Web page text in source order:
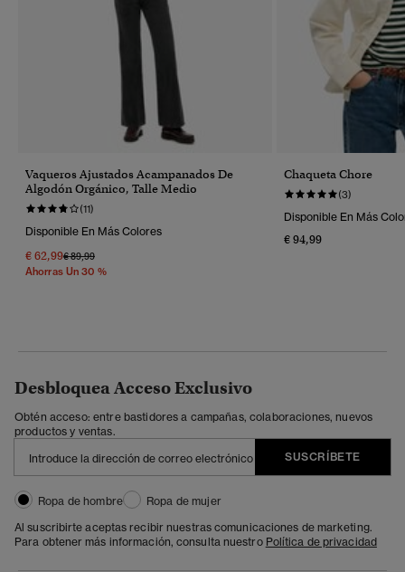
Vaqueros Ajustados Acampanados De
Algodón Orgánico, Talle Medio
(11)
Disponible En Más Colores
€ 62,99Precio Rebajado De
€ 89,99A
Ahorras Un 30 %
Chaqueta Chore
(3)
Disponible En Más
€ 94,99
Desbloquea Acceso Exclusivo
Obtén acceso: entre bastidores a campañas, colaboraciones, nuevos
productos y ventas.
SUSCRÍBETE
Ropa de hombre
Ropa de mujer
Al suscribirte aceptas recibir nuestras comunicaciones de marketing.
Para obtener más información, consulta nuestro Política de privacidad